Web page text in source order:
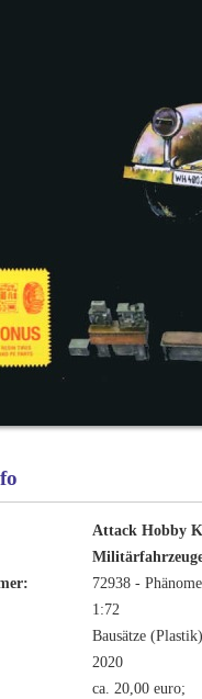
Attack Hobby
72938 -
1:72
Bausätze (Plastik)
2020
ca. 20,00 euro;